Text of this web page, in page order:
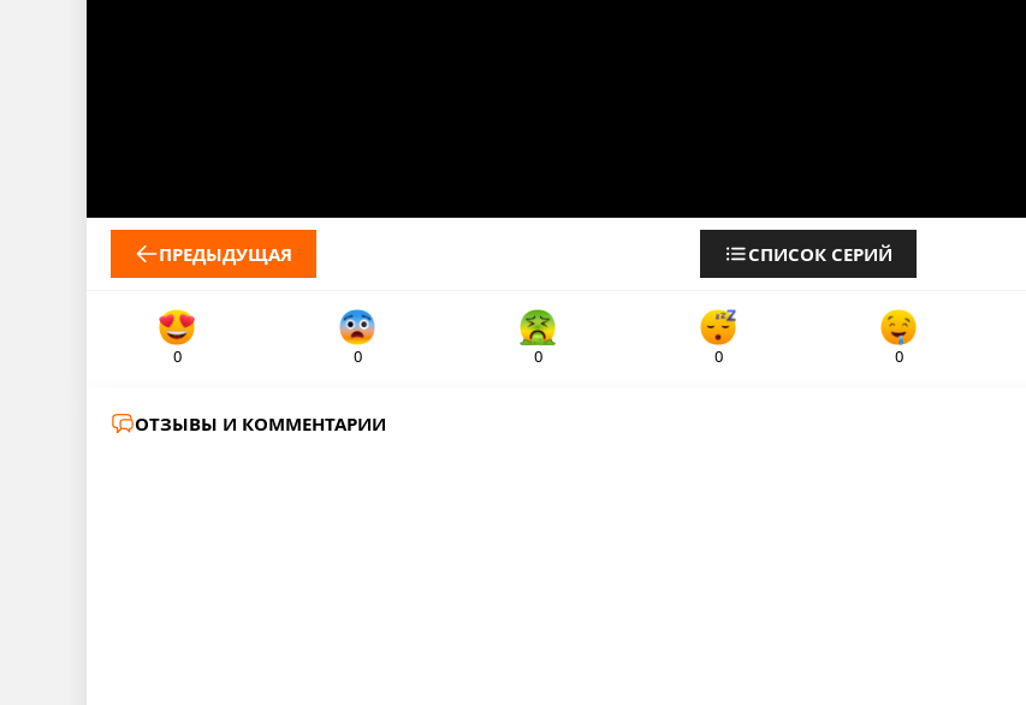
ПРЕДЫДУЩАЯ СПИСОК СЕРИЙ
0 0 0 0 0
ОТЗЫВЫ И КОММЕНТАРИИ